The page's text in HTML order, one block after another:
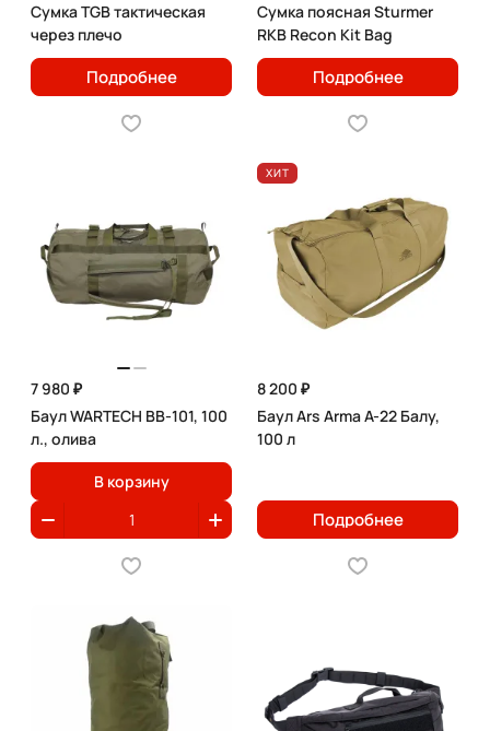
Сумка TGB тактическая
через плечо
Подробнее
Сумка поясная Sturmer
RKB Recon Kit Bag
Подробнее
7 980 ₽
Баул WARTECH BB-101, 100
л., олива
В корзину
ХИТ
8 200 ₽
Баул Ars Arma A-22 Балу,
100 л
Подробнее